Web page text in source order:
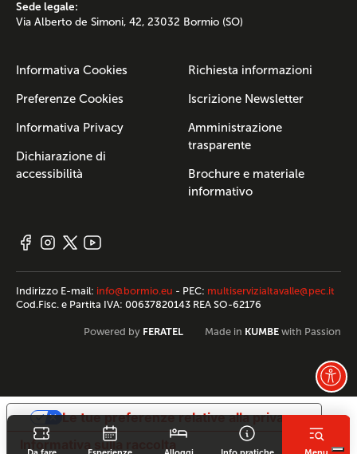
Sede legale:
Via Alberto de Simoni, 42, 23032 Bormio (SO)
Informativa Cookies
Preferenze Cookies
Informativa Privacy
Dichiarazione di
accessibilità
Richiesta informazioni
Iscrizione Newsletter
Amministrazione
trasparente
Brochure e materiale
informativo
Indirizzo E-mail: info@bormio.eu - PEC: multiservizialtavalle@pec.it
Cod.Fisc. e Partita IVA: 00637820143 REA SO-62176
Powered by FERATEL Made in KUMBE with Passion
Informativa sulla raccolta
Le tue preferenze relative alla privacy